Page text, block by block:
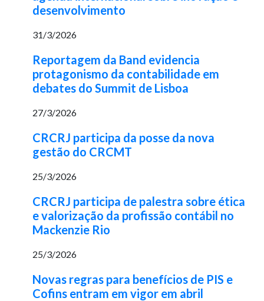
desenvolvimento
31/3/2026
Reportagem da Band evidencia
protagonismo da contabilidade em
debates do Summit de Lisboa
27/3/2026
CRCRJ participa da posse da nova
gestão do CRCMT
25/3/2026
CRCRJ participa de palestra sobre ética
e valorização da profissão contábil no
Mackenzie Rio
25/3/2026
Novas regras para benefícios de PIS e
Cofins entram em vigor em abril